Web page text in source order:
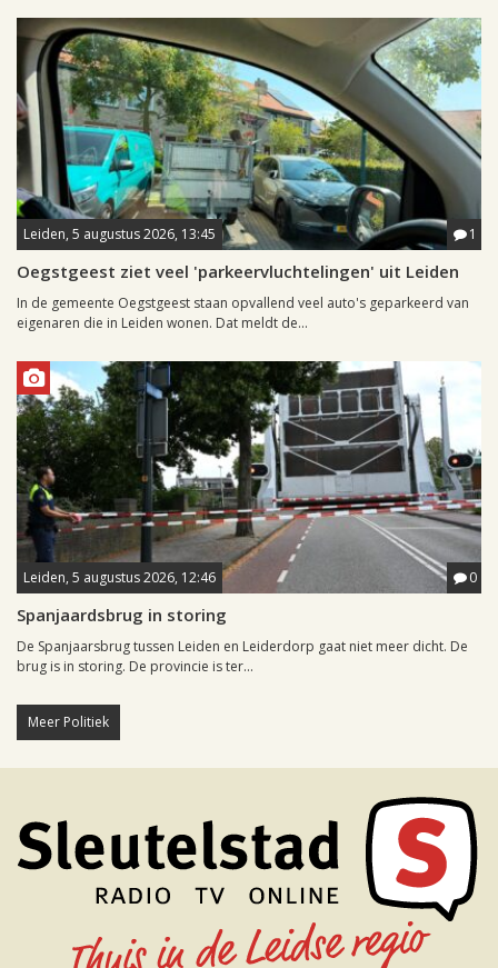
Leiden, 5 augustus 2026, 13:45 1
Oegstgeest ziet veel 'parkeervluchtelingen' uit Leiden
In de gemeente Oegstgeest staan opvallend veel auto's geparkeerd van
eigenaren die in Leiden wonen. Dat meldt de...
Leiden, 5 augustus 2026, 12:46 0
Spanjaardsbrug in storing
De Spanjaarsbrug tussen Leiden en Leiderdorp gaat niet meer dicht. De
brug is in storing. De provincie is ter...
Meer Politiek